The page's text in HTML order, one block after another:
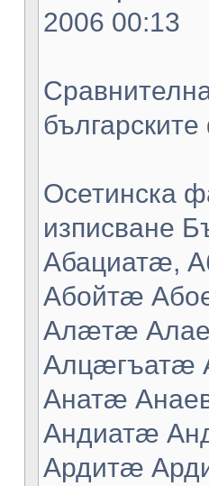
2006 00:13
Осетинска
изписване
Абациатæ,
Абойтæ
Алæтæ
Алцæгъатæ
Анатæ
Андиатæ
Ардитæ